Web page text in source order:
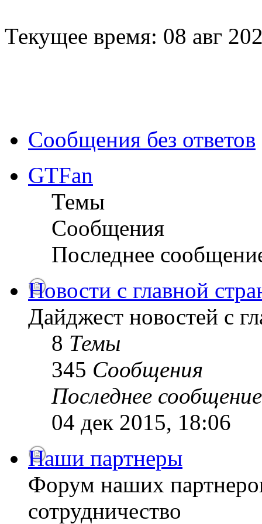
Текущее время: 08 авг
Сообщения без ответов
GTFan
Темы
Сообщения
Последнее
Новости с главной
Дайджест новостей с
8 Темы
345 Сообщения
Последнее сообщение
04 дек 2015, 18:06
Наши партнеры
Форум наших
сотрудничество